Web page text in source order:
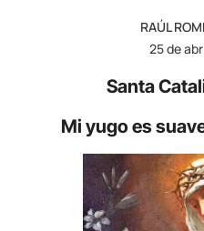
RAÚL
25 de
Santa
Mi yugo es